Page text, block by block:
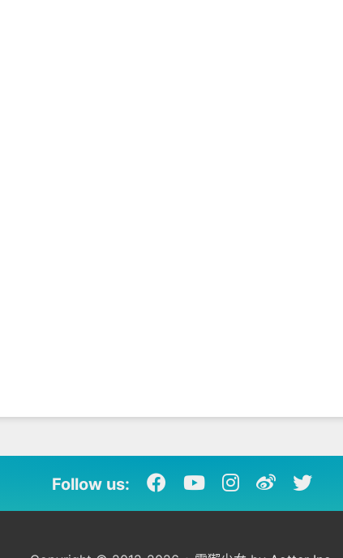
Follow us: